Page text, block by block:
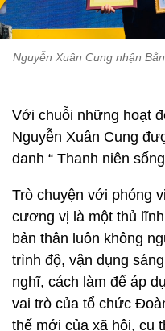
Nguyễn Xuân Cung nhận
Với chuỗi những hoạt
Nguyễn Xuân Cung
danh “ Thanh niên
Trò chuyện với phóng
cương vị là một thủ
bản thân luôn không
trình độ, vận dụng
nghĩ, cách làm để áp
vai trò của tổ chức
thế mới của xã hội, cụ